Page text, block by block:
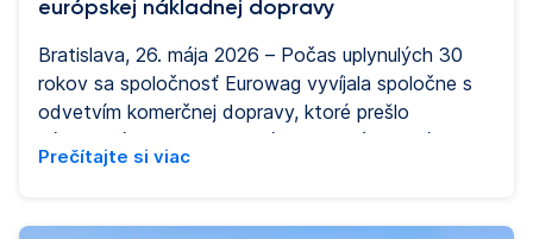
európskej nákladnej dopravy
Bratislava, 26. mája 2026 – Počas uplynulých 30
rokov sa spoločnosť Eurowag vyvíjala spoločne s
odvetvím komerčnej dopravy, ktoré prešlo
významnými technologickými a prevádzkovými
zmenami. Z českej firmy, špecializovanej na obchod
systém pre malé a stredne veľké podniky
Prečítajte si viac